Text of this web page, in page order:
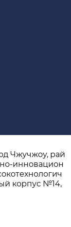
Чжучжоу, рай
инновацион
корпус №14,